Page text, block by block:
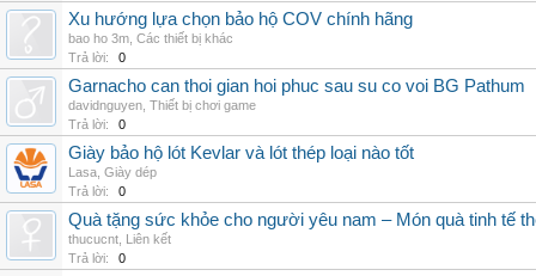
Xu hướng lựa chọn bảo hộ COV chính hãng
bao ho 3m Các thiết bị khác
Trả lời:
0
Garnacho can thoi gian hoi phuc sau su co voi BG Pathum
davidnguyen Thiết bị chơi game
Trả lời:
0
Giày bảo hộ lót Kevlar và lót thép loại nào tốt
Lasa Giày dép
Trả lời:
0
Quà tặng sức khỏe cho người yêu nam – Món quà tinh tế
thucucnt Liên kết
Trả lời:
0